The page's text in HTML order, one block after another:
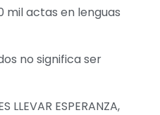
mil actas en lenguas
no significa ser
LLEVAR ESPERANZA,